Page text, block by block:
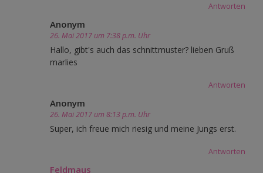
Antworten
Anonym
26. Mai 2017 um 7:38 p.m. Uhr
Hallo, gibt's auch das schnittmuster? lieben Gruß
marlies
Antworten
Anonym
26. Mai 2017 um 8:13 p.m. Uhr
Super, ich freue mich riesig und meine Jungs erst.
Antworten
Feldmaus